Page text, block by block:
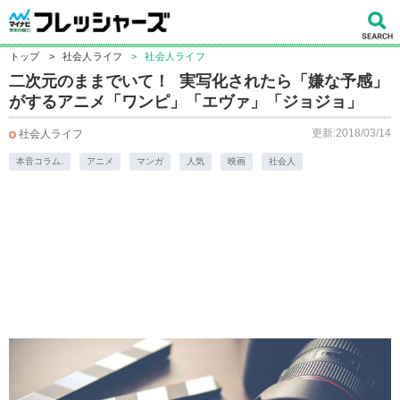
トップ > 社会人ライフ > 社会人ライフ
二次元のままでいて！ 実写化されたら「嫌な予感」
がするアニメ「ワンピ」「エヴァ」「ジョジョ」
社会人ライフ 更新:2018/03/14
本音コラム. アニメ マンガ 人気 映画 社会人